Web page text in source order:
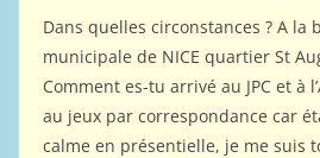
Dans quelles circonstances ? A la
municipale de NICE quartier St
Comment es-tu arrivé au JPC et à
au jeux par correspondance car
calme en présentielle, je me suis